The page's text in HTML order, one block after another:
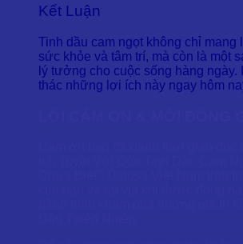
Kết Luận
Tinh dầu cam ngọt không chỉ
sức khỏe và tâm trí, mà còn là một
lý tưởng cho cuộc sống hàng ngày.
thác những lợi ích này ngay hôm